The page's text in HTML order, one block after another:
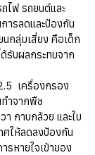
ไฟ รถยนต์และ
ารลดและป้องกัน
กลุ่มเสี่ยง คือเด็ก
รับผลกระทบจาก
เครื่องกรอง
ำจากพืช
กาบกล้วย และใบ
ศให้ลดลงป้องกัน
รหายใจเข้าของ